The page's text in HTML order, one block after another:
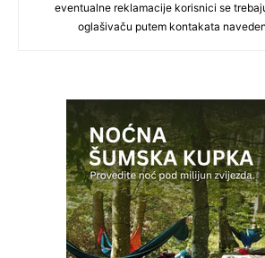
eventualne reklamacije korisnici se
oglašivaču putem kontakata